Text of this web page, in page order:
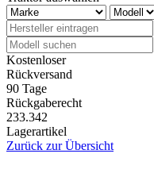
Kostenloser
Rückversand
90 Tage
Rückgaberecht
233.342
Lagerartikel
Zurück zur Übersicht